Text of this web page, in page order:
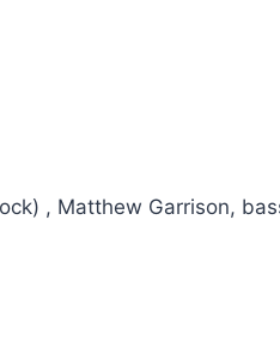
, Matthew Garrison,